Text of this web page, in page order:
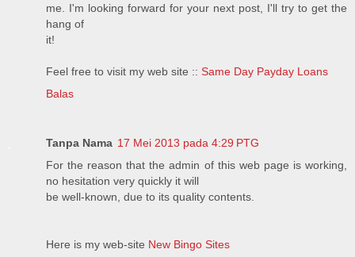
me. I'm looking forward for your next post, I'll try to get thе
hang of
it!
Fеel free to visit my web site :: Same Day Payday Loans
Balas
Tanpa Nama 17 Mei 2013 pada 4:29 PTG
Fοr the reason that the admin of this web page is working,
nο hesitation vеry quickly it wіll
be wеll-knοwn, due to іts quality contents.
Heгe іs my web-sіte New Bingo Sites